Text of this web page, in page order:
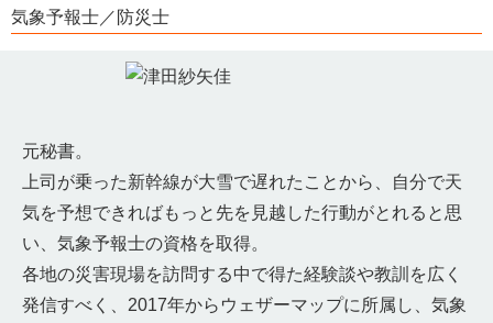
気象予報士／防災士
元秘書。
上司が乗った新幹線が大雪で遅れたことから、自分で天
気を予想できればもっと先を見越した行動がとれると思
い、気象予報士の資格を取得。
各地の災害現場を訪問する中で得た経験談や教訓を広く
発信すべく、2017年からウェザーマップに所属し、気象